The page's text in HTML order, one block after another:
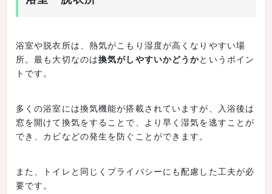
浴室や脱衣所は、熱気がこもり湿度が高くなりやすい場
所。最も大切なのは換気がしやすいかどうかというポイン
トです。
多くの浴室には換気機能が搭載されていますが、入浴後は
窓を開けて換気をすることで、より早く湿気を逃すことが
でき、カビなどの発生を防ぐことができます。
また、トイレと同じくプライバシーにも配慮した工夫が必
要です。